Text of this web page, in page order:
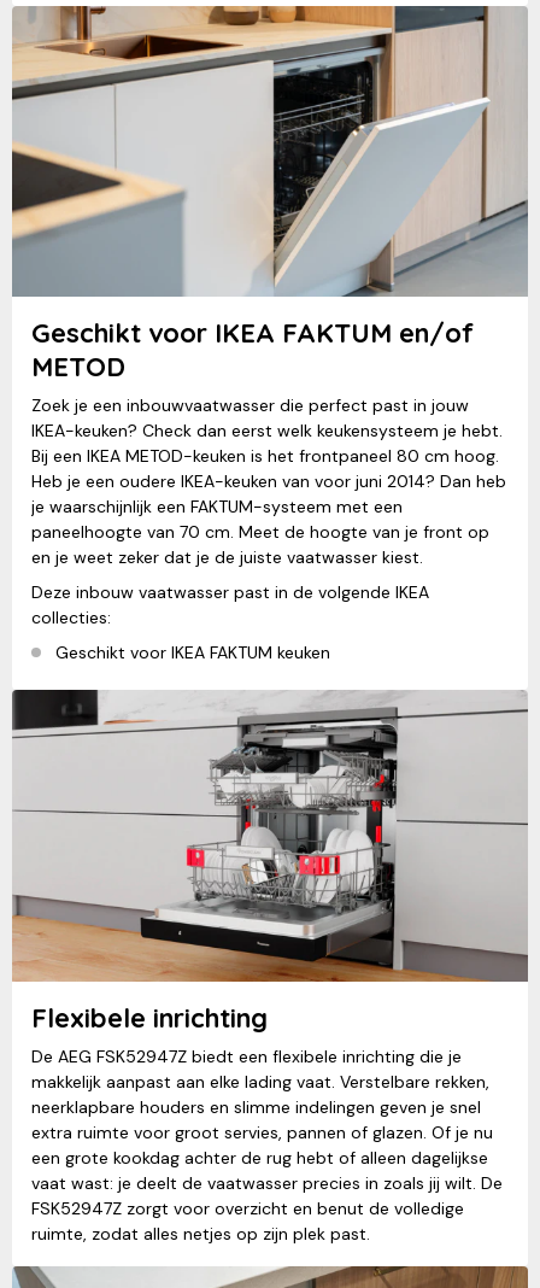
Geschikt voor IKEA FAKTUM en/of
METOD
Zoek je een inbouwvaatwasser die perfect past in jouw
IKEA-keuken? Check dan eerst welk keukensysteem je hebt.
Bij een IKEA METOD-keuken is het frontpaneel 80 cm hoog.
Heb je een oudere IKEA-keuken van voor juni 2014? Dan heb
je waarschijnlijk een FAKTUM-systeem met een
paneelhoogte van 70 cm. Meet de hoogte van je front op
en je weet zeker dat je de juiste vaatwasser kiest.
Deze inbouw vaatwasser past in de volgende IKEA
collecties:
Geschikt voor IKEA FAKTUM keuken
Flexibele inrichting
De AEG FSK52947Z biedt een flexibele inrichting die je
makkelijk aanpast aan elke lading vaat. Verstelbare rekken,
neerklapbare houders en slimme indelingen geven je snel
extra ruimte voor groot servies, pannen of glazen. Of je nu
een grote kookdag achter de rug hebt of alleen dagelijkse
vaat wast: je deelt de vaatwasser precies in zoals jij wilt. De
FSK52947Z zorgt voor overzicht en benut de volledige
ruimte, zodat alles netjes op zijn plek past.